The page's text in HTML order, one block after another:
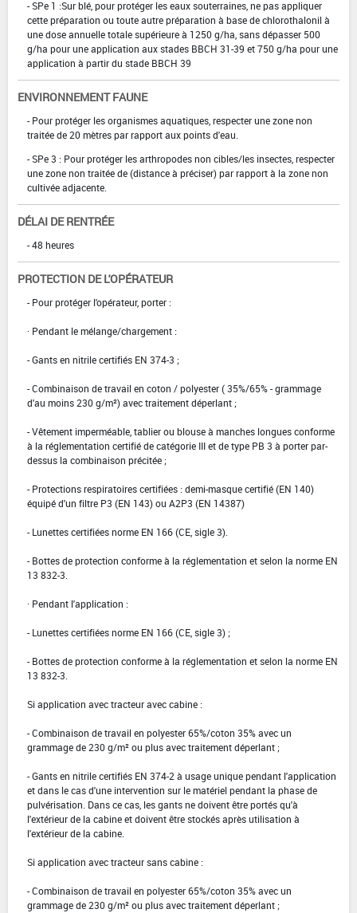
- SPe 1 :Sur blé, pour protéger les eaux souterraines, ne pas appliquer
cette préparation ou toute autre préparation à base de chlorothalonil à
une dose annuelle totale supérieure à 1250 g/ha, sans dépasser 500
g/ha pour une application aux stades BBCH 31-39 et 750 g/ha pour une
application à partir du stade BBCH 39
ENVIRONNEMENT FAUNE
- Pour protéger les organismes aquatiques, respecter une zone non
traitée de 20 mètres par rapport aux points d'eau.
- SPe 3 : Pour protéger les arthropodes non cibles/les insectes, respecter
une zone non traitée de (distance à préciser) par rapport à la zone non
cultivée adjacente.
DÉLAI DE RENTRÉE
- 48 heures
PROTECTION DE L'OPÉRATEUR
- Pour protéger l'opérateur, porter :
· Pendant le mélange/chargement :
- Gants en nitrile certifiés EN 374-3 ;
- Combinaison de travail en coton / polyester ( 35%/65% - grammage
d'au moins 230 g/m²) avec traitement déperlant ;
- Vêtement imperméable, tablier ou blouse à manches longues conforme
à la réglementation certifié de catégorie III et de type PB 3 à porter par-
dessus la combinaison précitée ;
- Protections respiratoires certifiées : demi-masque certifié (EN 140)
équipé d'un filtre P3 (EN 143) ou A2P3 (EN 14387)
- Lunettes certifiées norme EN 166 (CE, sigle 3).
- Bottes de protection conforme à la réglementation et selon la norme EN
13 832-3.
· Pendant l'application :
- Lunettes certifiées norme EN 166 (CE, sigle 3) ;
- Bottes de protection conforme à la réglementation et selon la norme EN
13 832-3.
Si application avec tracteur avec cabine :
- Combinaison de travail en polyester 65%/coton 35% avec un
grammage de 230 g/m² ou plus avec traitement déperlant ;
- Gants en nitrile certifiés EN 374-2 à usage unique pendant l'application
et dans le cas d'une intervention sur le matériel pendant la phase de
pulvérisation. Dans ce cas, les gants ne doivent être portés qu'à
l'extérieur de la cabine et doivent être stockés après utilisation à
l'extérieur de la cabine.
Si application avec tracteur sans cabine :
- Combinaison de travail en polyester 65%/coton 35% avec un
grammage de 230 g/m² ou plus avec traitement déperlant ;